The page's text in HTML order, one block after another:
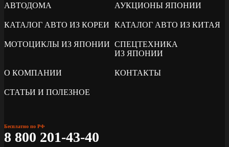
АВТОДОМА АУКЦИОНЫ ЯПОНИИ
КАТАЛОГ АВТО ИЗ КОРЕИ КАТАЛОГ АВТО ИЗ КИТАЯ
МОТОЦИКЛЫ ИЗ ЯПОНИИ СПЕЦТЕХНИКА
ИЗ ЯПОНИИ
О КОМПАНИИ КОНТАКТЫ
СТАТЬИ И ПОЛЕЗНОЕ
Бесплатно по РФ
8 800 201-43-40